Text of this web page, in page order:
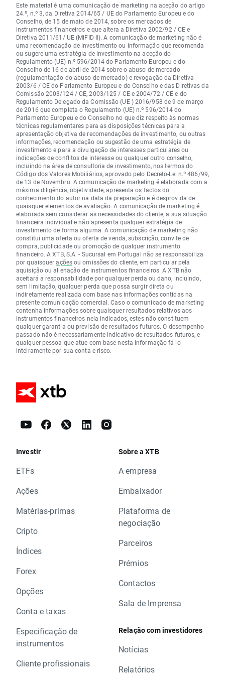
Este material é uma comunicação de marketing na aceção do artigo
24.º, n.º 3, da Diretiva 2014/65 / UE do Parlamento Europeu e do
Conselho, de 15 de maio de 2014, sobre os mercados de
instrumentos financeiros e que altera a Diretiva 2002/92 / CE e
Diretiva 2011/61/ UE (MiFID II). A comunicação de marketing não é
uma recomendação de investimento ou informação que recomenda
ou sugere uma estratégia de investimento na aceção do
Regulamento (UE) n.º 596/2014 do Parlamento Europeu e do
Conselho de 16 de abril de 2014 sobre o abuso de mercado
(regulamentação do abuso de mercado) e revogação da Diretiva
2003/6 / CE do Parlamento Europeu e do Conselho e das Diretivas da
Comissão 2003/124 / CE, 2003/125 / CE e 2004/72 / CE e do
Regulamento Delegado da Comissão (UE ) 2016/958 de 9 de março
de 2016 que completa o Regulamento (UE) n.º 596/2014 do
Parlamento Europeu e do Conselho no que diz respeito às normas
técnicas regulamentares para as disposições técnicas para a
apresentação objetiva de recomendações de investimento, ou outras
informações, recomendação ou sugestão de uma estratégia de
investimento e para a divulgação de interesses particulares ou
indicações de conflitos de interesse ou qualquer outro conselho,
incluindo na área de consultoria de investimento, nos termos do
Código dos Valores Mobiliários, aprovado pelo Decreto-Lei n.º 486/99,
de 13 de Novembro. A comunicação de marketing é elaborada com a
máxima diligência, objetividade, apresenta os factos do
conhecimento do autor na data da preparação e é desprovida de
quaisquer elementos de avaliação. A comunicação de marketing é
elaborada sem considerar as necessidades do cliente, a sua situação
financeira individual e não apresenta qualquer estratégia de
investimento de forma alguma. A comunicação de marketing não
constitui uma oferta ou oferta de venda, subscrição, convite de
compra, publicidade ou promoção de qualquer instrumento
financeiro. A XTB, S.A. - Sucursal em Portugal não se responsabiliza
por quaisqueraçõesou omissões do cliente, em particular pela
aquisição ou alienação de instrumentos financeiros. A XTB não
aceitará a responsabilidade por qualquer perda ou dano, incluindo,
sem limitação, qualquer perda que possa surgir direta ou
indiretamente realizada com base nas informações contidas na
presente comunicação comercial. Caso o comunicado de marketing
contenha informações sobre quaisquer resultados relativos aos
instrumentos financeiros nela indicados, estes não constituem
qualquer garantia ou previsão de resultados futuros. O desempenho
passado não é necessariamente indicativo de resultados futuros, e
qualquer pessoa que atue com base nesta informação fá-lo
inteiramente por sua conta e risco.
Investir
ETFs
Ações
Matérias-primas
Cripto
Índices
Forex
Opções
Conta e taxas
Especificação de
instrumentos
Cliente profissionais
Sobre a XTB
A empresa
Embaixador
Plataforma de
negociação
Parceiros
Prémios
Contactos
Sala de Imprensa
Relação com investidores
Notícias
Relatórios